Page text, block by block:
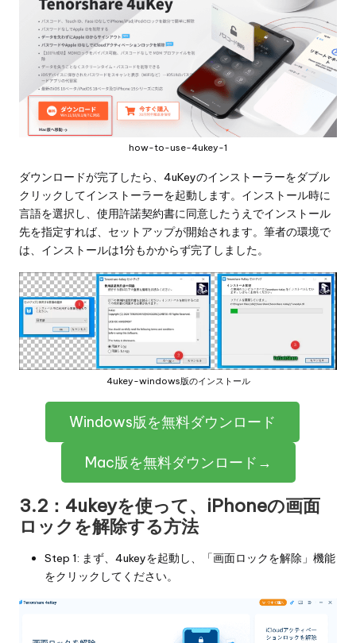
how-to-use-4ukey-1
ダウンロードが完了したら、4uKeyのインストーラーをダブル
クリックしてインストーラーを起動します。インストール時に
言語を選択し、使用許諾契約書に同意したうえでインストール
先を指定すれば、セットアップが開始されます。筆者の環境で
は、インストールは1分もかからず完了しました。
4ukey-windows版のインストール
Windows版を無料ダウンロード
Mac版を無料ダウンロード→
3.2：4ukeyを使って、iPhoneの画面
ロックを解除する方法
Step 1: まず、4ukeyを起動し、「画面ロックを解除」機能
をクリックしてください。